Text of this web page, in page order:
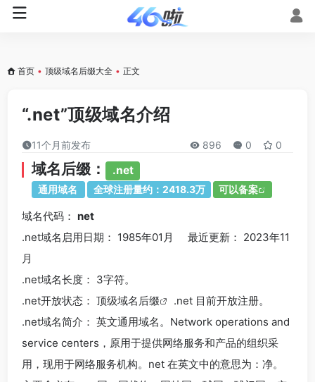
首页 • 顶级域名后缀大全 • 正文
“.net”顶级域名介绍
11个月前发布 896 0 0
域名后缀： .net
通用域名 全球注册量约：2418.3万 可以备案
域名代码： net
.net域名 启用日期： 1985年01月 最近更新： 2023年11
月
.net域名长度： 3字符。
.net开放状态： 顶级域名后缀
.net 目前开放注册。
.net域名简介： 英文通用域名。Network operations and
service centers，原用于提供网络服务和产品的组织采
用，现用于网络服务机构。net 在英文中的意思为：净。